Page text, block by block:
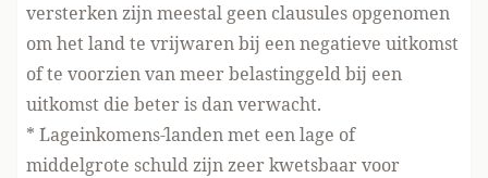
versterken zijn meestal geen clausules opgenomen
om het land te vrijwaren bij een negatieve uitkomst
of te voorzien van meer belastinggeld bij een
uitkomst die beter is dan verwacht.
* ´Lageinkomens´-landen met een lage of
middelgrote schuld zijn zeer kwetsbaar voor